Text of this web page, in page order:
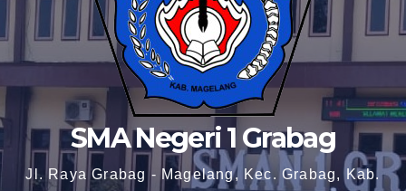
SMA Negeri 1 Grabag
Jl. Raya Grabag - Magelang, Kec. Grabag, Kab.